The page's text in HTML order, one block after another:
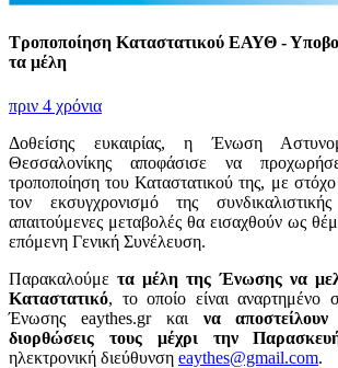
Τροποποίηση Καταστατικού ΕΑΥΘ -
τα μέλη
πριν 4 χρόνια
Δοθείσης ευκαιρίας, η Ένωση
Θεσσαλονίκης αποφάσισε να
τροποποίηση του Καταστατικού της, με
τον εκσυγχρονισμό της
απαιτούμενες μεταβολές θα εισαχθούν ως
επόμενη Γενική Συνέλευση.
Παρακαλούμετα μέλη της Ένωσης να
Καταστατικό, το οποίο είναι αναρτημένο
Ένωσης eaythes.gr και να
διορθώσεις τους
μέχρι την
ηλεκτρονική διεύθυνση eaythes@gmail.com.